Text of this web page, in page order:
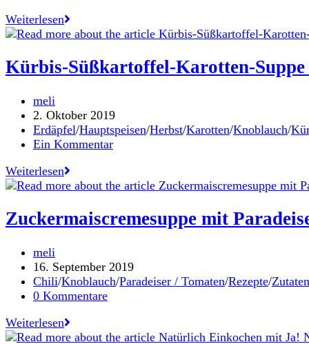
WeiterlesenWinter-
Minestrone
Kürbis-Süßkartoffel-Karotten-
Beitrags-
Autor:
meli
Beitrag
veröffentlicht:
2. Oktober 2019
Beitrags-
Kategorie:
Erdäpfel/Hauptspeisen/Herbst/Karotten/Knoblauch/
Beitrags-
Ein Kommentar
WeiterlesenKürbis-
Süßkartoffel-
Suppe
für
Zuckermaiscremesuppe mit
Beitrags-
Autor:
meli
Beitrag
veröffentlicht:
16. September 2019
Beitrags-
Kategorie:
Chili/Knoblauch/Paradeiser / Tomaten/Rezepte/Zutaten
Beitrags-
0 Kommentare
WeiterlesenZuckermaiscremesuppe
mit